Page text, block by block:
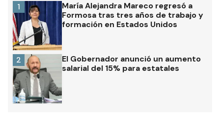
María Alejandra Mareco regresó a
Formosa tras tres años de trabajo y
formación en Estados Unidos
1
El Gobernador anunció un aumento
salarial del 15% para estatales
2